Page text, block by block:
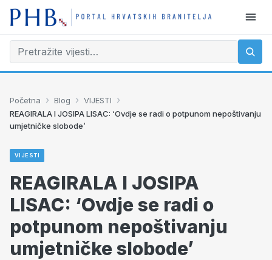
Početna › Blog › VIJESTI ›
REAGIRALA I JOSIPA LISAC: ‘Ovdje se radi o potpunom nepoštivanju
umjetničke slobode’
VIJESTI
REAGIRALA I JOSIPA
LISAC: ‘Ovdje se radi o
potpunom nepoštivanju
umjetničke slobode’